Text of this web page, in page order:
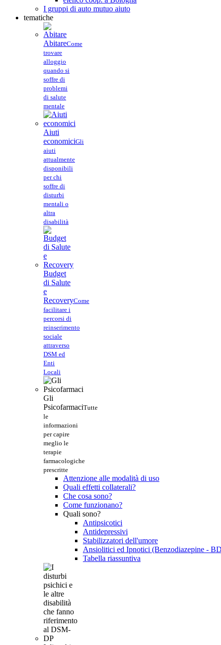
I gruppi di auto mutuo aiuto
tematiche
AbitareCome
trovare
alloggio
quando si
soffre di
problemi
di salute
mentale
Aiuti
economiciGli
aiuti
attualmente
disponibili
per chi
soffre di
disturbi
mentali o
altra
disabilità
Budget
di Salute
e
RecoveryCome
facilitare i
percorsi di
reinserimento
sociale
attraverso
DSM ed
Enti
Locali
Gli
PsicofarmaciTutte
le
informazioni
per capire
meglio le
terapie
farmacologiche
prescritte
Attenzione alle modalità di uso
Quali effetti collaterali?
Che cosa sono?
Come funzionano?
Quali sono?
Antipsicotici
Antidepressivi
Stabilizzatori dell'umore
Ansiolitici ed Ipnotici (Benzodiazepine -
Tabella riassuntiva